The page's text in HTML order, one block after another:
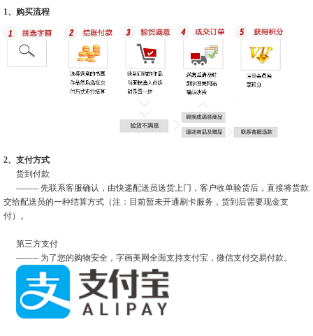
1、购买流程
2、支付方式
货到付款
-------- 先联系客服确认，由快递配送员送货上门，客户收单验货后，直接将货款
交给配送员的一种结算方式（注：目前暂未开通刷卡服务，货到后需要现金支
付）。
第三方支付
-------- 为了您的购物安全，字画美网全面支持支付宝，微信支付交易付款。